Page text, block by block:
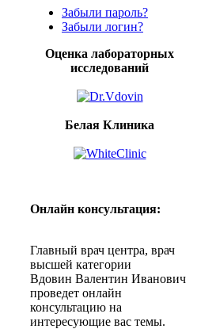
Забыли пароль?
Забыли логин?
Оценка лабораторных
исследований
Белая Клиника
Онлайн консультация:
Главный врач центра, врач
высшей категории
Вдовин Валентин Иванович
проведет онлайн
консультацию на
интересующие вас темы.